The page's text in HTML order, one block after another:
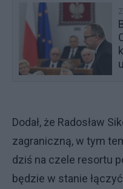
Dodał, że Radosław
zagraniczną, w tym
dziś na czele resortu
będzie w stanie